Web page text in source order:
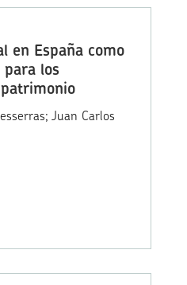
en España como
los
Juan Carlos